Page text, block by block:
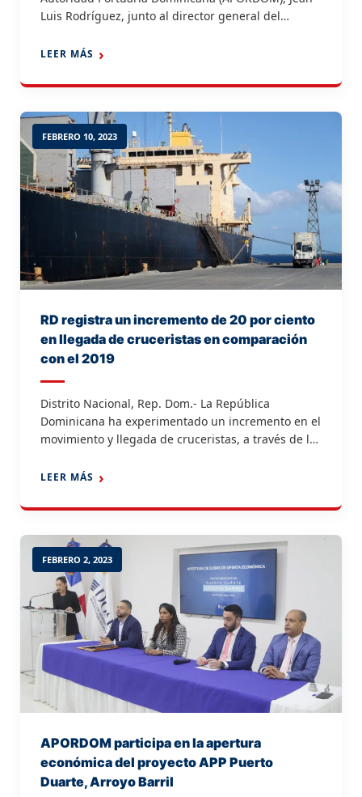
Luis Rodríguez, junto al director general del
(CESEP), contralmirante Henry Antonio Guzmán
Declaración de Cumplimiento de la Instalación
Multiquímica Dominicana, como instalación […]
LEER MÁS
FEBRERO 10, 2023
RD registra un incremento de 20 por ciento
en llegada de cruceristas en comparación
con el 2019
Distrito Nacional, Rep. Dom.- La República
Dominicana ha experimentado un incremento en el
movimiento y llegada de cruceristas, a través de los
Autoridad Portuaria Dominicana (APORDOM), en el
durante el 2022 frente al 2019, año previo a […]
LEER MÁS
FEBRERO 2, 2023
APORDOM participa en la apertura
económica del proyecto APP Puerto
Duarte, Arroyo Barril